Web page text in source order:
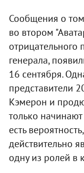
Сообщения о
во втором
отрицательного
генерала,
16 сентября.
представители
Кэмерон и
только
есть
действительно
одну из ролей в